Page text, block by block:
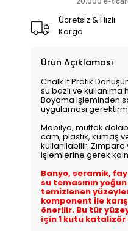
Ücretsiz & Hızlı
Kargo
Ürün Açıklaması
Chalk It Pratik
su bazlı ve kullanıma
Boyama işleminden
uygulaması
Mobilya, mutfak
cam, plastik, kumaş
kullanılabilir.
işlemlerine gerek
Banyo, seramik,
su temasının
temizlenen
komponent ile
önerilir. Bu tür
için 1 kutu katalizör